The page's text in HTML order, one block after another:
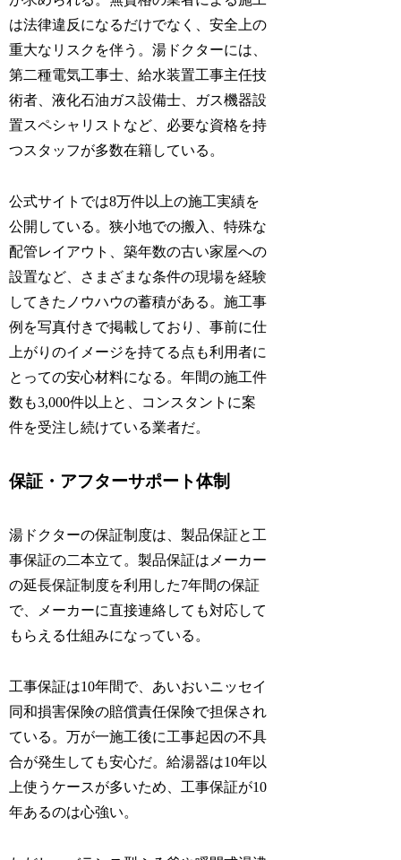
は法律違反になるだけでなく、安全上の
重大なリスクを伴う。湯ドクターには、
第二種電気工事士、給水装置工事主任技
術者、液化石油ガス設備士、ガス機器設
置スペシャリストなど、必要な資格を持
つスタッフが多数在籍している。
公式サイトでは8万件以上の施工実績を
公開している。狭小地での搬入、特殊な
配管レイアウト、築年数の古い家屋への
設置など、さまざまな条件の現場を経験
してきたノウハウの蓄積がある。施工事
例を写真付きで掲載しており、事前に仕
上がりのイメージを持てる点も利用者に
とっての安心材料になる。年間の施工件
数も3,000件以上と、コンスタントに案
件を受注し続けている業者だ。
保証・アフターサポート体制
湯ドクターの保証制度は、製品保証と工
事保証の二本立て。製品保証はメーカー
の延長保証制度を利用した7年間の保証
で、メーカーに直接連絡しても対応して
もらえる仕組みになっている。
工事保証は10年間で、あいおいニッセイ
同和損害保険の賠償責任保険で担保され
ている。万が一施工後に工事起因の不具
合が発生しても安心だ。給湯器は10年以
上使うケースが多いため、工事保証が10
年あるのは心強い。